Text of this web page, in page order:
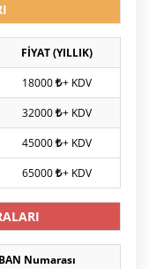
FİYAT (YILLIK)
18000 + KDV
32000 + KDV
45000 + KDV
65000 + KDV
Numarası